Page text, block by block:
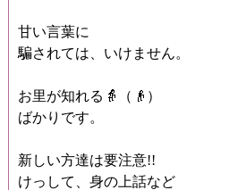
甘い言葉に
騙されては、いけません。
お里が知れる👵（👴）
ばかりです。
新しい方達は要注意!!
けっして、身の上話など